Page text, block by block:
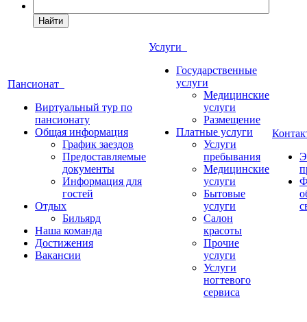
Найти
Пансионат
Виртуальный тур по
пансионату
Общая информация
График заездов
Предоставляемые
документы
Информация для
гостей
Отдых
Бильярд
Наша команда
Достижения
Вакансии
Услуги
Государственные
услуги
Медицинские
услуги
Размещение
Платные услуги
Услуги
пребывания
Медицинские
услуги
Бытовые
услуги
Салон
красоты
Прочие
услуги
Услуги
ногтевого
сервиса